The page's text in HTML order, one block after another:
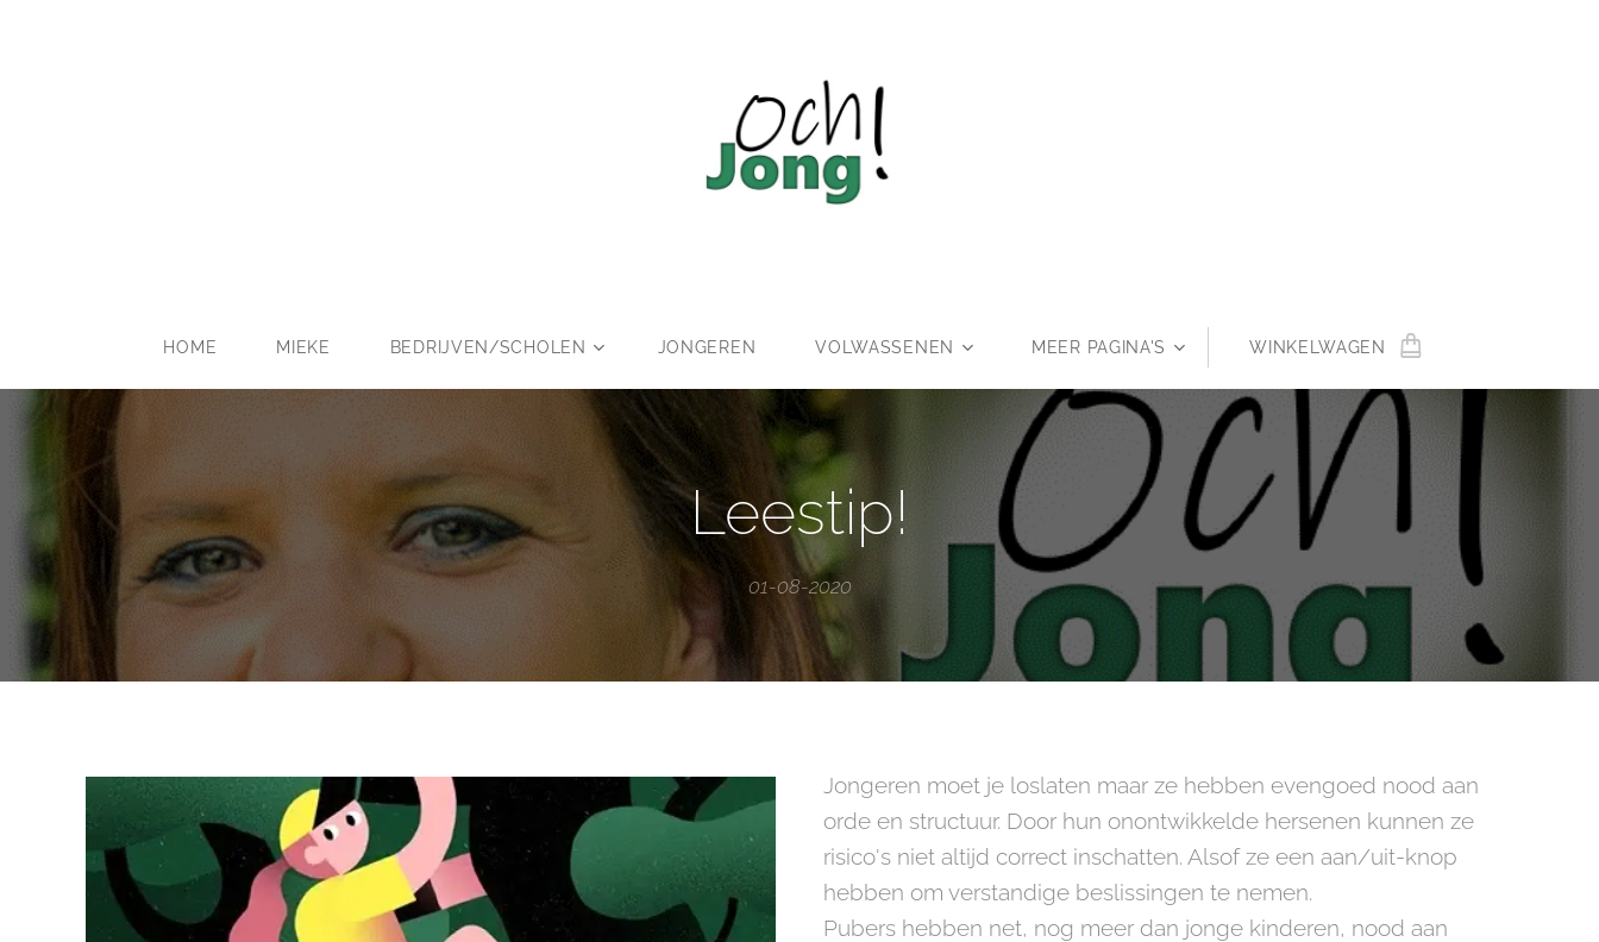
HOME MIEKE BEDRIJVEN/SCHOLEN JONGEREN VOLWASSENEN MEER PAGINA'S WINKELWAGEN
Leestip!
01-08-2020
Jongeren moet je loslaten maar ze hebben evengoed nood aan
orde en structuur. Door hun onontwikkelde hersenen kunnen ze
risico's niet altijd correct inschatten. Alsof ze een aan/uit-knop
hebben om verstandige beslissingen te nemen.
Pubers hebben net, nog meer dan jonge kinderen, nood aan